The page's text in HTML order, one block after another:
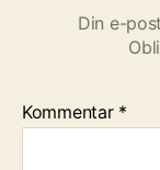
Din e-
Kommentar *